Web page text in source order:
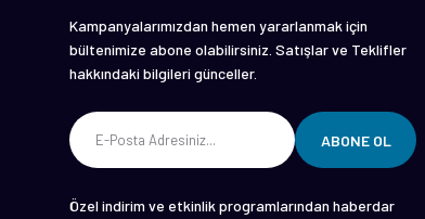
Kampanyalarımızdan hemen yararlanmak için
bültenimize abone olabilirsiniz. Satışlar ve Teklifler
hakkındaki bilgileri günceller.
ABONE OL
Özel indirim ve etkinlik programlarından haberdar